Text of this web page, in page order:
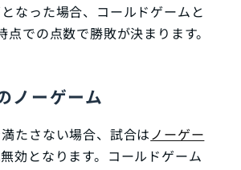
なった場合、コールドゲームと
点での点数で勝敗が決まります。
ノーゲーム
たさない場合、試合は ノーゲー
効となります。コールドゲーム